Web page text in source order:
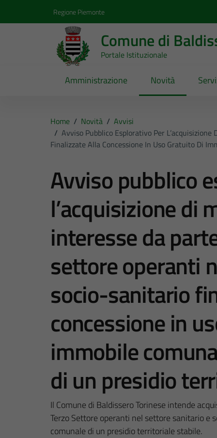
Regione Piemonte
Comune di
Portale Istituzionale
Amministrazione Novità
Home / Novità / Avvisi
/ Avviso Pubblico Esplorativo Per
Finalizzate Alla Concessione In Uso Gratuito Di
Avviso pubblico
l’acquisizione di
interesse da
settore operanti
socio-sanitario
concessione in
immobile
di un presidio
Il Comune di Baldissero Torinese intende
Terzo Settore operanti nel settore sanitario
comunale di un presidio territoriale stabile.